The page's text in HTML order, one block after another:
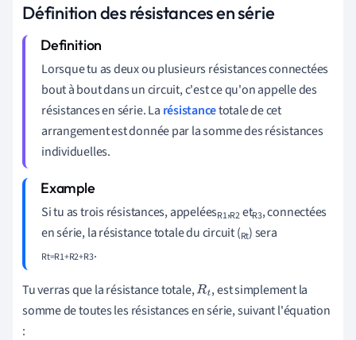
Définition des résistances en série
Lorsque tu as deux ou plusieurs résistances connectées
bout à bout dans un circuit, c'est ce qu'on appelle des
résistances en série. La résistancetotale de cet
arrangement est donnée par la somme des résistances
individuelles.
Si tu as trois résistances, appeléesR1,R2etR3, connectées
en série, la résistance totale du circuit (Rt) sera
Rt=R1+R2+R3.
Tu verras que la résistance totale,Rt , est simplement la
somme de toutes les résistances en série, suivant l'équation
: